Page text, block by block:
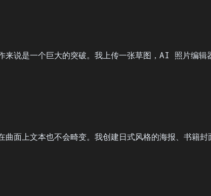
说是一个巨大的突破。我上传一张草图，AI 照片编辑
面上文本也不会畸变。我创建日式风格的海报、书籍封